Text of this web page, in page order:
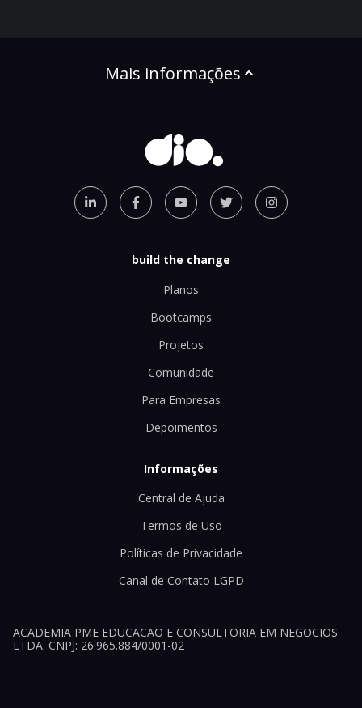
Mais informações
build the change
Planos
Bootcamps
Projetos
Comunidade
Para Empresas
Depoimentos
Informações
Central de Ajuda
Termos de Uso
Políticas de Privacidade
Canal de Contato LGPD
ACADEMIA PME EDUCACAO E CONSULTORIA EM NEGOCIOS
LTDA. CNPJ: 26.965.884/0001-02